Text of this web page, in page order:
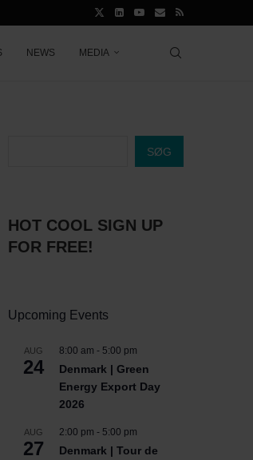
NEWS MEDIA
SØG
HOT COOL SIGN UP
FOR FREE!
Upcoming Events
AUG
24
8:00 am - 5:00 pm
Denmark | Green
Energy Export Day
2026
AUG
27
2:00 pm - 5:00 pm
Denmark | Tour de